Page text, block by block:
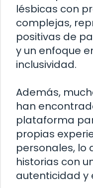
lésbicas con
complejas,
positivas de
y un enfoque
inclusividad.
Además,
han
plataforma
propias
personales, lo
historias con
autenticidad y